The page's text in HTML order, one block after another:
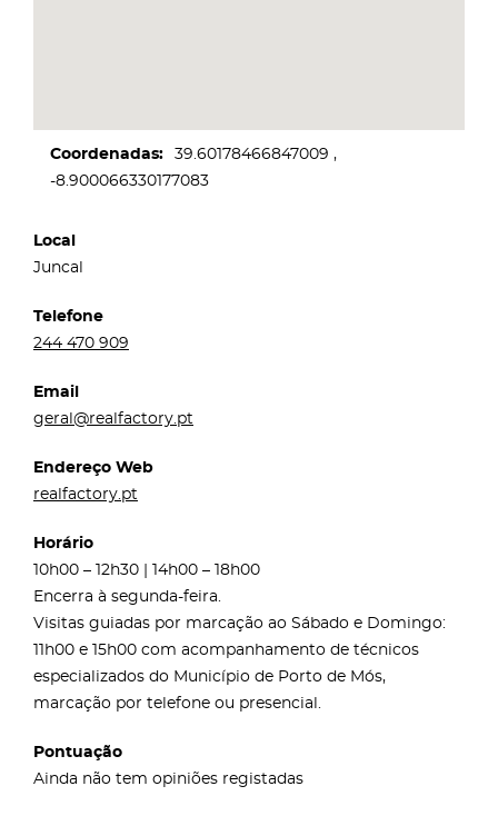
Coordenadas
39.60178466847009
-8.900066330177083
Local
Juncal
Telefone
244 470 909
Email
geral@realfactory.pt
Endereço Web
realfactory.pt
Horário
10h00 – 12h30 | 14h00 – 18h00
Encerra à segunda-feira.
Visitas guiadas por marcação ao Sábado e Domingo:
11h00 e 15h00 com acompanhamento de técnicos
especializados do Município de Porto de Mós,
marcação por telefone ou presencial.
Pontuação
Ainda não tem opiniões registadas